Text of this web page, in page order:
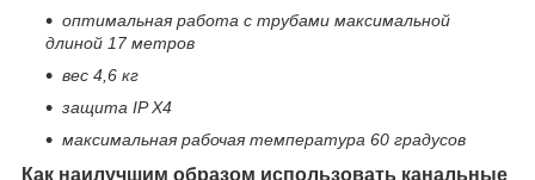
оптимальная работа с трубами максимальной
длиной 17 метров
вес 4,6 кг
защита IP X4
максимальная рабочая температура 60 градусов
Как наилучшим образом использовать канальные